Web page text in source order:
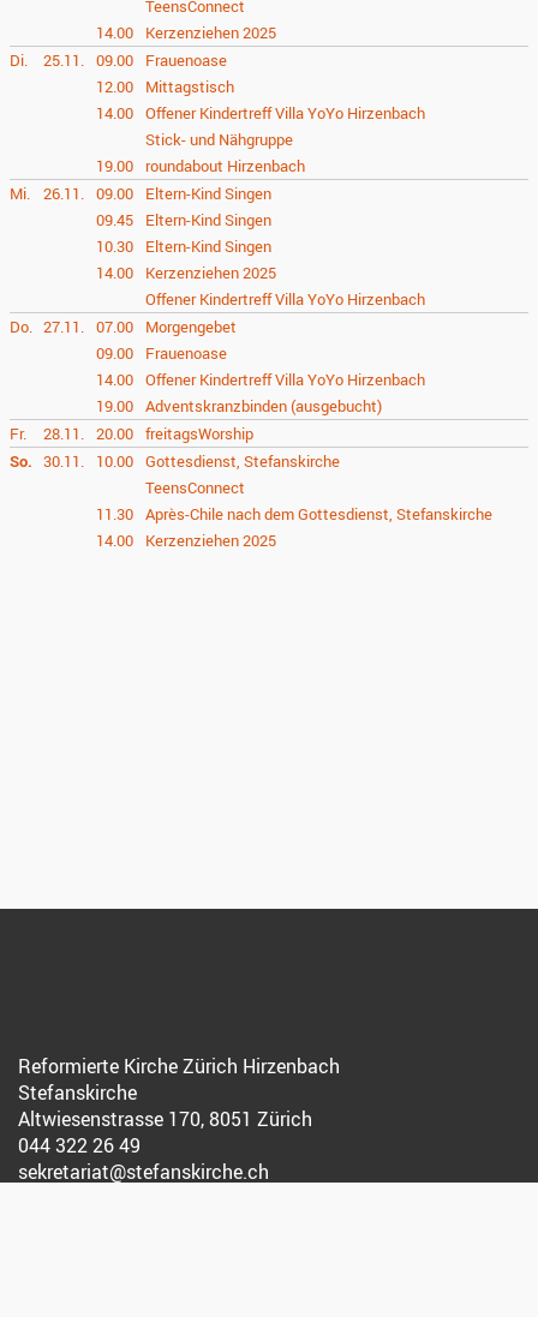
TeensConnect
14.00
Kerzenziehen 2025
Di.
25.11. 09.00
Frauenoase
12.00
Mittagstisch
14.00 Offener Kindertreff Villa YoYo Hirzenbach
Stick- und Nähgruppe
19.00
roundabout Hirzenbach
Mi.
26.11. 09.00
Eltern-Kind Singen
09.45
Eltern-Kind Singen
10.30
Eltern-Kind Singen
14.00
Kerzenziehen 2025
Offener Kindertreff Villa YoYo Hirzenbach
Do. 27.11. 07.00
Morgengebet
09.00
Frauenoase
14.00 Offener Kindertreff Villa YoYo Hirzenbach
19.00 Adventskranzbinden (ausgebucht)
Fr.
28.11. 20.00 freitagsWorship
So. 30.11. 10.00 Gottesdienst, Stefanskirche
TeensConnect
11.30 Après-Chile nach dem Gottesdienst, Stefanskirche
14.00
Kerzenziehen 2025
Reformierte Kirche Zürich Hirzenbach
Stefanskirche
Altwiesenstrasse 170, 8051 Zürich
044 322 26 49
sekretariat@stefanskirche.ch